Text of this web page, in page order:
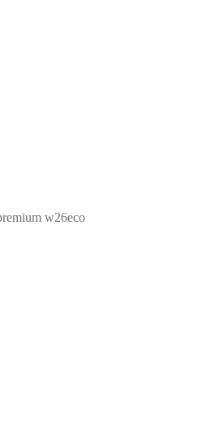
w26eco